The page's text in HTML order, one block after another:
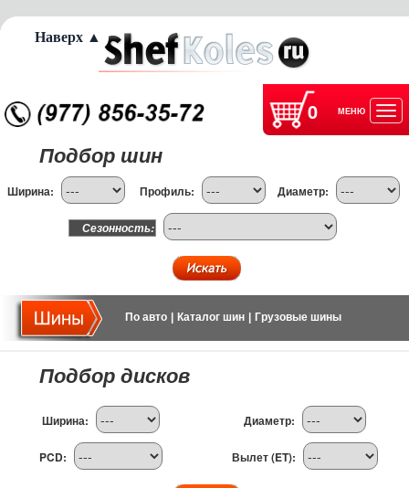
0 МЕНЮ
Подбор шин
Ширина: Профиль: Диаметр:
Сезонность:
По авто Каталог шин Грузовые шины
Подбор дисков
Ширина: Диаметр:
PCD: Вылет (ET):
Наверх ▲